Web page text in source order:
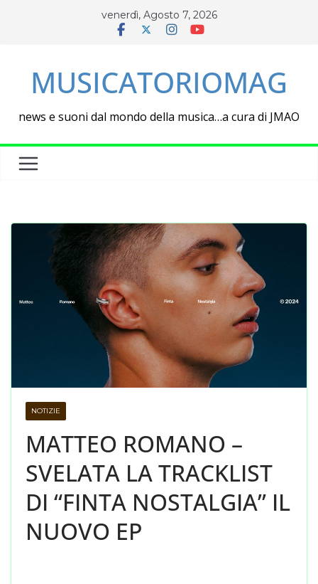
venerdì, Agosto 7, 2026
MUSICATORIOMAG
news e suoni dal mondo della musica…a cura di JMAO
NOTIZIE
MATTEO ROMANO –
SVELATA LA TRACKLIST
DI “FINTA NOSTALGIA” IL
NUOVO EP